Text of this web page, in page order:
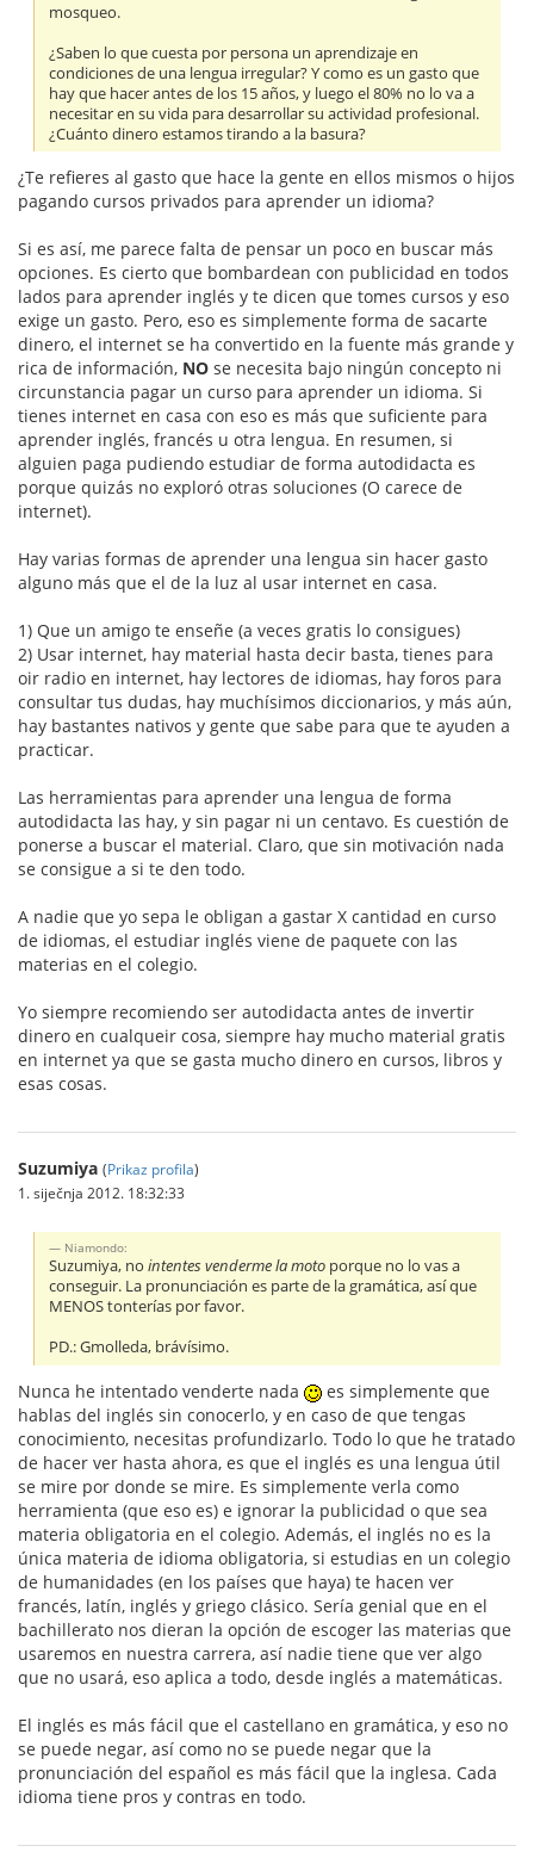
mosqueo.
¿Saben lo que cuesta por persona un aprendizaje en
condiciones de una lengua irregular? Y como es un gasto que
hay que hacer antes de los 15 años, y luego el 80% no lo va a
necesitar en su vida para desarrollar su actividad profesional.
¿Cuánto dinero estamos tirando a la basura?
¿Te refieres al gasto que hace la gente en ellos mismos o hijos
pagando cursos privados para aprender un idioma?
Si es así, me parece falta de pensar un poco en buscar más
opciones. Es cierto que bombardean con publicidad en todos
lados para aprender inglés y te dicen que tomes cursos y eso
exige un gasto. Pero, eso es simplemente forma de sacarte
dinero, el internet se ha convertido en la fuente más grande y
rica de información, NO se necesita bajo ningún concepto ni
circunstancia pagar un curso para aprender un idioma. Si
tienes internet en casa con eso es más que suficiente para
aprender inglés, francés u otra lengua. En resumen, si
alguien paga pudiendo estudiar de forma autodidacta es
porque quizás no exploró otras soluciones (O carece de
internet).
Hay varias formas de aprender una lengua sin hacer gasto
alguno más que el de la luz al usar internet en casa.
1) Que un amigo te enseñe (a veces gratis lo consigues)
2) Usar internet, hay material hasta decir basta, tienes para
oir radio en internet, hay lectores de idiomas, hay foros para
consultar tus dudas, hay muchísimos diccionarios, y más aún,
hay bastantes nativos y gente que sabe para que te ayuden a
practicar.
Las herramientas para aprender una lengua de forma
autodidacta las hay, y sin pagar ni un centavo. Es cuestión de
ponerse a buscar el material. Claro, que sin motivación nada
se consigue a si te den todo.
A nadie que yo sepa le obligan a gastar X cantidad en curso
de idiomas, el estudiar inglés viene de paquete con las
materias en el colegio.
Yo siempre recomiendo ser autodidacta antes de invertir
dinero en cualqueir cosa, siempre hay mucho material gratis
en internet ya que se gasta mucho dinero en cursos, libros y
esas cosas.
Suzumiya (Prikaz profila)
1. siječnja 2012. 18:32:33
Niamondo:
Suzumiya, nointentes venderme la moto porque no lo vas a
conseguir. La pronunciación es parte de la gramática, así que
MENOS tonterías por favor.
PD.: Gmolleda, brávísimo.
Nunca he intentado venderte nada
es simplemente que
hablas del inglés sin conocerlo, y en caso de que tengas
conocimiento, necesitas profundizarlo. Todo lo que he tratado
de hacer ver hasta ahora, es que el inglés es una lengua útil
se mire por donde se mire. Es simplemente verla como
herramienta (que eso es) e ignorar la publicidad o que sea
materia obligatoria en el colegio. Además, el inglés no es la
única materia de idioma obligatoria, si estudias en un colegio
de humanidades (en los países que haya) te hacen ver
francés, latín, inglés y griego clásico. Sería genial que en el
bachillerato nos dieran la opción de escoger las materias que
usaremos en nuestra carrera, así nadie tiene que ver algo
que no usará, eso aplica a todo, desde inglés a matemáticas.
El inglés es más fácil que el castellano en gramática, y eso no
se puede negar, así como no se puede negar que la
pronunciación del español es más fácil que la inglesa. Cada
idioma tiene pros y contras en todo.